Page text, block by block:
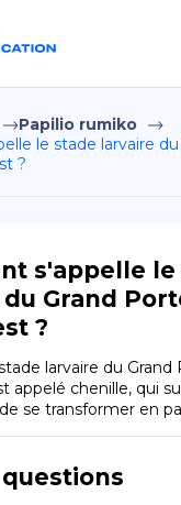
Home
EN
ES
Papilio rumiko
le stade larvaire
?
s'appelle le
Grand
?
appelé chenille, qui
se transformer en